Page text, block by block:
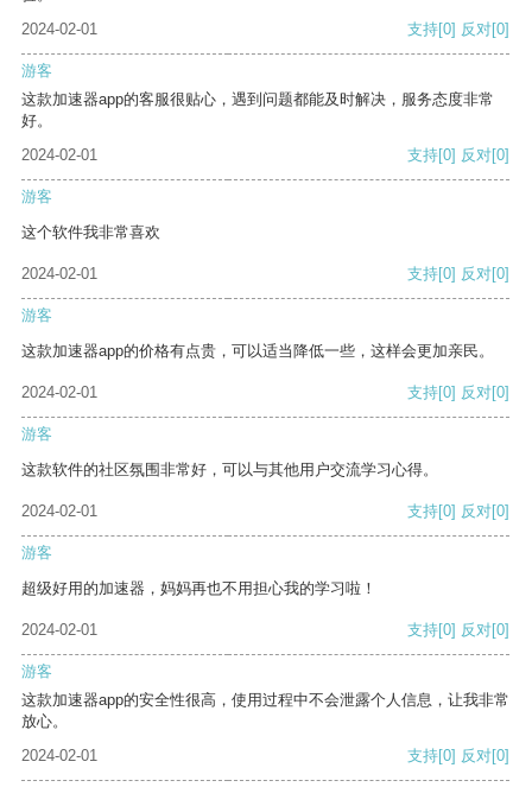
2024-02-01
支持[0] 反对[0]
游客
这款加速器app的客服很贴心，遇到问题都能及时解决，服务态度非常
好。
2024-02-01
支持[0] 反对[0]
游客
这个软件我非常喜欢
2024-02-01 支持[0] 反对[0]
游客
这款加速器app的价格有点贵，可以适当降低一些，这样会更加亲民。
2024-02-01 支持[0] 反对[0]
游客
这款软件的社区氛围非常好，可以与其他用户交流学习心得。
2024-02-01 支持[0] 反对[0]
游客
超级好用的加速器，妈妈再也不用担心我的学习啦！
2024-02-01 支持[0] 反对[0]
游客
这款加速器app的安全性很高，使用过程中不会泄露个人信息，让我非常
放心。
2024-02-01
支持[0] 反对[0]